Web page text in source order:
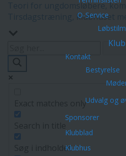
O-Service
Kontakt
Bestyrelse
Udvalg og
Sponsorer
Klubblad
Klubhus
Teori for ungdomsløbere,
Tirsdagstræning, klubhuset
Exact matches only
Søg i indholdet